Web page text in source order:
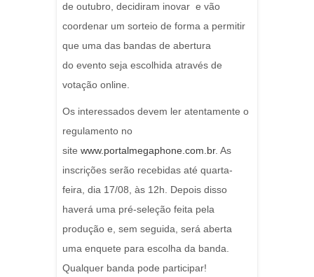
de outubro, decidiram inovar e vão
coordenar um sorteio de forma a permitir
que uma das bandas de abertura
do evento seja escolhida através de
votação online.
Os interessados devem ler atentamente o
regulamento no
site www.portalmegaphone.com.br. As
inscrições serão recebidas até quarta-
feira, dia 17/08, às 12h. Depois disso
haverá uma pré-seleção feita pela
produção e, sem seguida, será aberta
uma enquete para escolha da banda.
Qualquer banda pode participar!